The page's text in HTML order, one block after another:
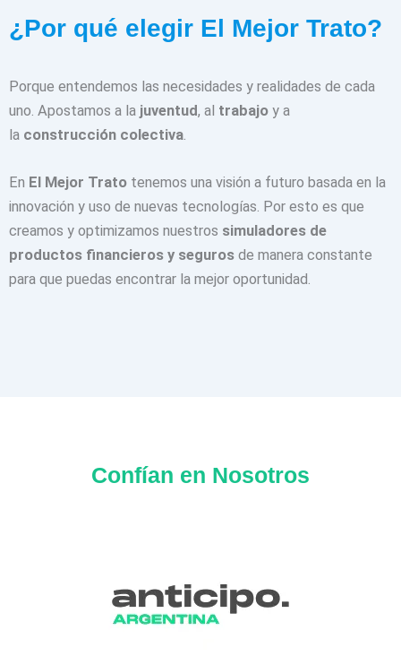
¿Por qué elegir El Mejor Trato?
Porque entendemos las necesidades y realidades de cada
uno. Apostamos a la juventud, al trabajo y a
la construcción colectiva
En El Mejor Trato tenemos una visión a futuro basada en la
innovación y uso de nuevas tecnologías. Por esto es que
creamos y optimizamos nuestros simuladores de
productos financieros y seguros de manera constante
para que puedas encontrar la mejor oportunidad.
Confían en Nosotros